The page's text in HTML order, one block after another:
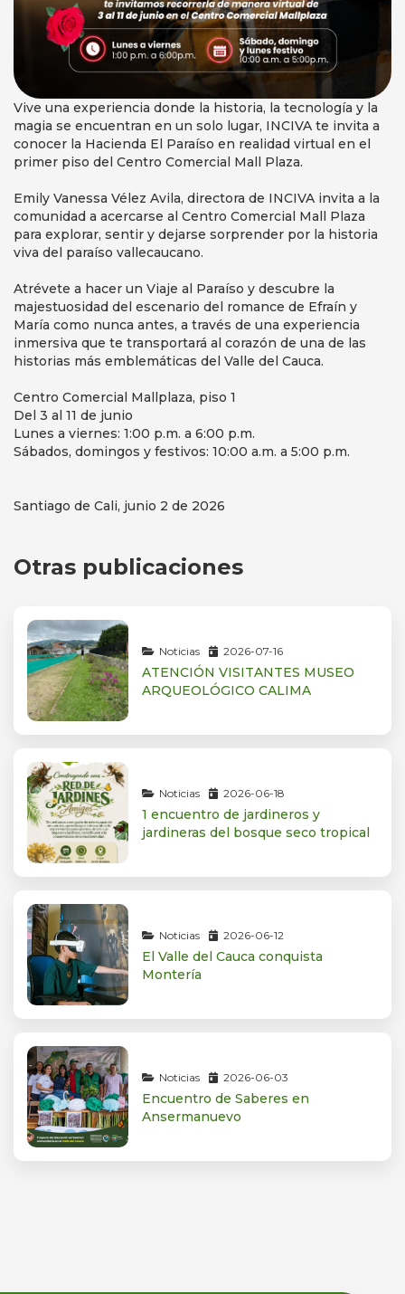
Vive una experiencia donde la historia, la tecnología y la
magia se encuentran en un solo lugar, INCIVA te invita a
conocer la Hacienda El Paraíso en realidad virtual en el
primer piso del Centro Comercial Mall Plaza.
Emily Vanessa Vélez Avila, directora de INCIVA invita a la
comunidad a acercarse al Centro Comercial Mall Plaza
para explorar, sentir y dejarse sorprender por la historia
viva del paraíso vallecaucano.
Atrévete a hacer un Viaje al Paraíso y descubre la
majestuosidad del escenario del romance de Efraín y
María como nunca antes, a través de una experiencia
inmersiva que te transportará al corazón de una de las
historias más emblemáticas del Valle del Cauca.
Centro Comercial Mallplaza, piso 1
Del 3 al 11 de junio
Lunes a viernes: 1:00 p.m. a 6:00 p.m.
Sábados, domingos y festivos: 10:00 a.m. a 5:00 p.m.
Santiago de Cali, junio 2 de 2026
Otras publicaciones
Noticias 2026-07-16
ATENCIÓN VISITANTES MUSEO
ARQUEOLÓGICO CALIMA
Noticias 2026-06-18
1 encuentro de jardineros y
jardineras del bosque seco tropical
Noticias 2026-06-12
El Valle del Cauca conquista
Montería
Noticias 2026-06-03
Encuentro de Saberes en
Ansermanuevo